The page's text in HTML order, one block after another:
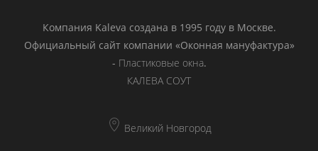
Компания Kaleva создана в 1995 году в Москве.
Официальный сайт компании «Оконная мануфактура»
- Пластиковые окна.
КАЛЕВА СОУТ
Великий Новгород